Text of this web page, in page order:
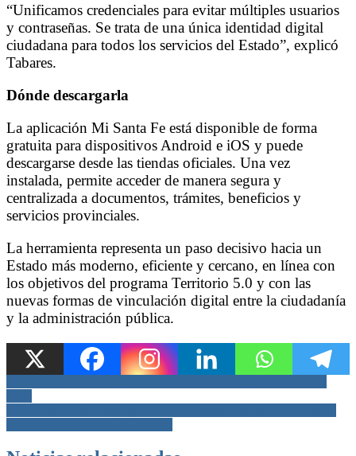
“Unificamos credenciales para evitar múltiples usuarios
y contraseñas. Se trata de una única identidad digital
ciudadana para todos los servicios del Estado”, explicó
Tabares.
Dónde descargarla
La aplicación Mi Santa Fe está disponible de forma
gratuita para dispositivos Android e iOS y puede
descargarse desde las tiendas oficiales. Una vez
instalada, permite acceder de manera segura y
centralizada a documentos, trámites, beneficios y
servicios provinciales.
La herramienta representa un paso decisivo hacia un
Estado más moderno, eficiente y cercano, en línea con
los objetivos del programa Territorio 5.0 y con las
nuevas formas de vinculación digital entre la ciudadanía
y la administración pública.
Navegación
de
entradas